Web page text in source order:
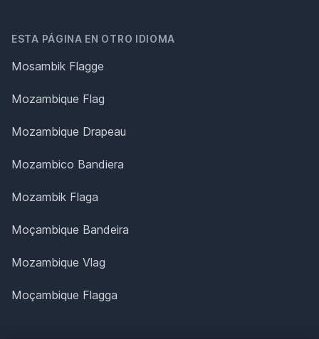
ESTA PÁGINA EN OTRO IDIOMA
Mosambik Flagge
Mozambique Flag
Mozambique Drapeau
Mozambico Bandiera
Mozambik Flaga
Moçambique Bandeira
Mozambique Vlag
Moçambique Flagga